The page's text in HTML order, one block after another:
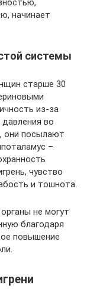
начинает
системы
старше 30
из-за
во
они посылают
–
чувство
и тошнота.
не могут
благодаря
повышение